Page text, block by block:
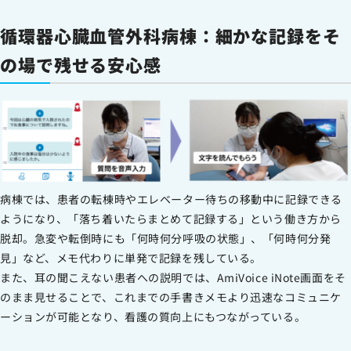
循環器心臓血管外科病棟：細かな記録をそ
の場で残せる安心感
病棟では、患者の転棟時やエレベーター待ちの移動中に記録できる
ようになり、「落ち着いたらまとめて記録する」という働き方から
脱却。急変や転倒時にも「何時何分呼吸の状態」、「何時何分発
見」など、メモ代わりに単発で記録を残している。
また、耳の聞こえない患者への説明では、AmiVoice iNote画面をそ
のまま見せることで、これまでの手書きメモより迅速なコミュニケ
ーションが可能となり、看護の質向上にもつながっている。